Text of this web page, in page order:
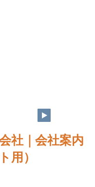
社｜会社案内
用）